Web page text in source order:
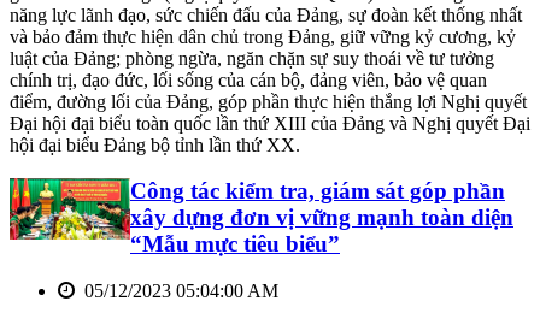
năng lực lãnh đạo, sức chiến đấu của Đảng, sự đoàn kết thống nhất
và bảo đảm thực hiện dân chủ trong Đảng, giữ vững kỷ cương, kỷ
luật của Đảng; phòng ngừa, ngăn chặn sự suy thoái về tư tưởng
chính trị, đạo đức, lối sống của cán bộ, đảng viên, bảo vệ quan
điểm, đường lối của Đảng, góp phần thực hiện thắng lợi Nghị quyết
Đại hội đại biểu toàn quốc lần thứ XIII của Đảng và Nghị quyết Đại
hội đại biểu Đảng bộ tỉnh lần thứ XX.
Công tác kiểm tra, giám sát góp phần
xây dựng đơn vị vững mạnh toàn diện
“Mẫu mực tiêu biểu”
05/12/2023 05:04:00 AM